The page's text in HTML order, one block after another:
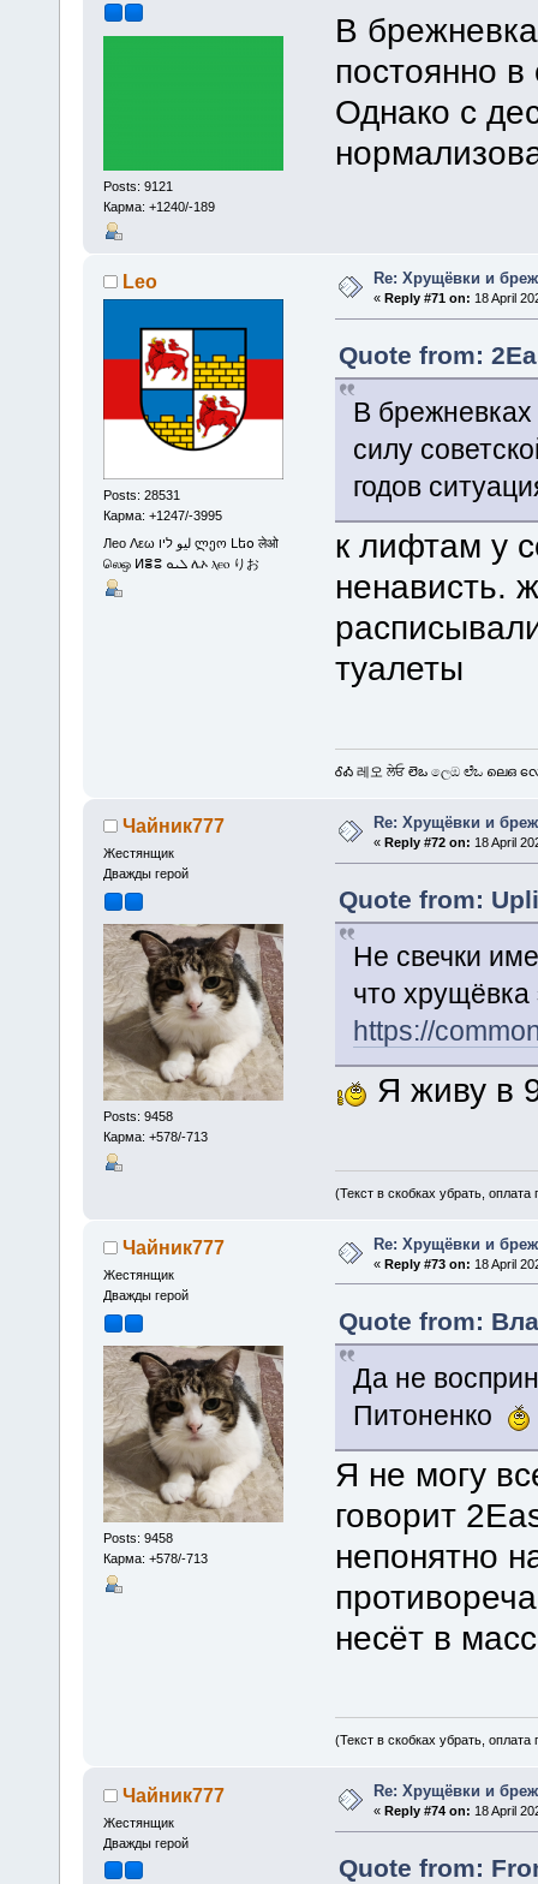
Posts: 9121
Карма: +1240/-189
В
постоянно в
Однако с
Leo
Posts: 28531
Карма: +1247/-3995
Лео Λεω ليو ליו ლეო Լեօ लेओ
லெஒ ⵍⴻⵓ ܠܝܘ ሌኦ ⲗⲉⲟ りお
Re: Хрущёвки и
«Reply #71 on: 18 April
Quote from:
В
силу
годов
к лифтам у
ненависть.
туалеты
ᎴᎣ 레오 ਲੇਓ లెఒ ලෙඔ ಲೆಒ ലെഒ လ
Чайник777
Жестянщик
Дважды герой
Posts: 9458
Карма: +578/-713
Re: Хрущёвки и
«Reply #72 on: 18 April
Quote from:
Не свечки
что хрущёвка
https://
Я живу в
(Текст в скобках убрать,
Чайник777
Жестянщик
Дважды герой
Posts: 9458
Карма: +578/-713
Re: Хрущёвки и
«Reply #73 on: 18 April
Quote from:
Да не
Питоненко
Я не могу
говорит
непонятно
несёт в
(Текст в скобках убрать,
Чайник777
Жестянщик
Дважды герой
Re: Хрущёвки и
« Reply #74 on: 18 April
Quote from: